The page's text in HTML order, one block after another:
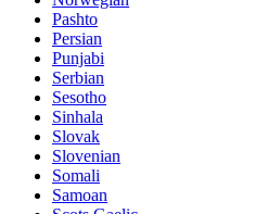
Pashto
Persian
Punjabi
Serbian
Sesotho
Sinhala
Slovak
Slovenian
Somali
Samoan